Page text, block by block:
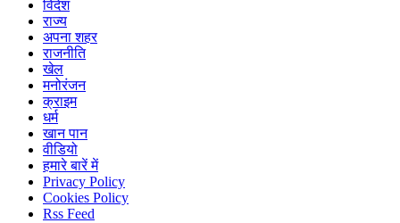
विदेश
राज्य
अपना शहर
राजनीति
खेल
मनोरंजन
क्राइम
धर्म
खान पान
वीडियो
हमारे बारें में
Privacy Policy
Cookies Policy
Rss Feed